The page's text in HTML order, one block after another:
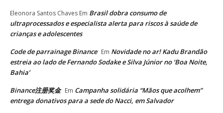
Eleonora Santos Chaves Em Brasil dobra consumo de
ultraprocessados e especialista alerta para riscos à saúde de
crianças e adolescentes
Code de parrainage Binance Em Novidade no ar! Kadu Brandão
estreia ao lado de Fernando Sodake e Silva Júnior no ‘Boa Noite,
Bahia’
Binance注册奖金 Em Campanha solidária “Mãos que acolhem”
entrega donativos para a sede do Nacci, em Salvador